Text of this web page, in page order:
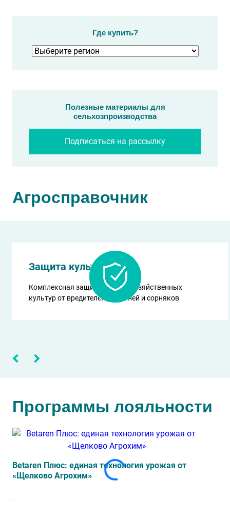
Где купить?
Полезные материалы для
сельхозпроизводства
Подписаться на рассылку
Агросправочник
Защита культур
Комплексная защита сельскохозяйственных
культур от вредителей, болезней и сорняков
Программы лояльности
Betaren Плюс: единая технология урожая от
«Щелково Агрохим»
.